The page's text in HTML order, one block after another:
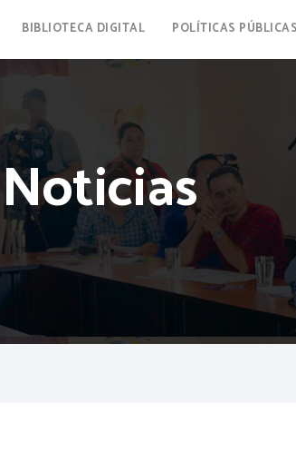
BIBLIOTECA DIGITAL POLÍTICAS PÚBLICAS
Noticias